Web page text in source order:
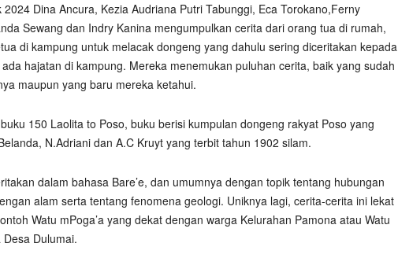
Dina Ancura, Kezia Audriana Putri Tabunggi, Eca Torokano,Ferny
Sewang dan Indry Kanina mengumpulkan cerita dari orang tua di rumah,
di kampung untuk melacak dongeng yang dahulu sering diceritakan kepada
hajatan di kampung. Mereka menemukan puluhan cerita, baik yang sudah
maupun yang baru mereka ketahui.
150 Laolita to Poso, buku berisi kumpulan dongeng rakyat Poso yang
N.Adriani dan A.C Kruyt yang terbit tahun 1902 silam.
dalam bahasa Bare’e, dan umumnya dengan topik tentang hubungan
alam serta tentang fenomena geologi. Uniknya lagi, cerita-cerita ini lekat
Watu mPoga’a yang dekat dengan warga Kelurahan Pamona atau Watu
Dulumai.